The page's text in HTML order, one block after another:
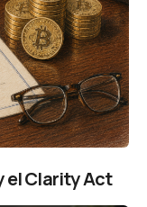
el Clarity Act